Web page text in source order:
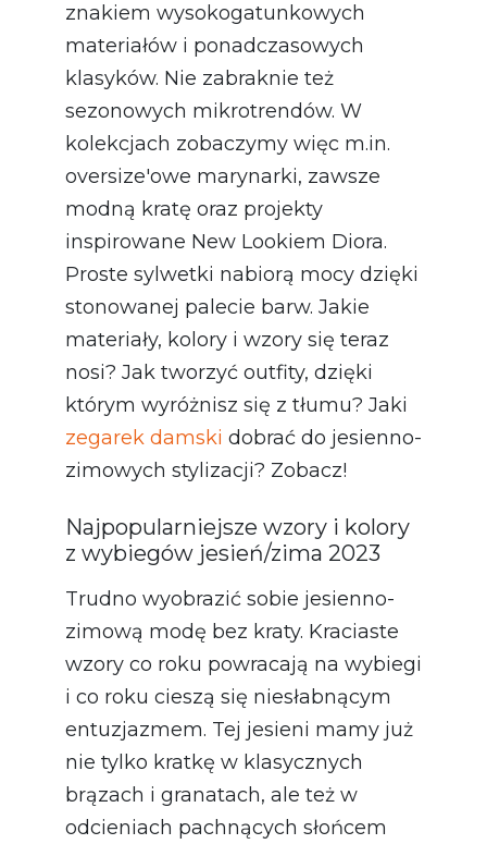
znakiem wysokogatunkowych
materiałów i ponadczasowych
klasyków. Nie zabraknie też
sezonowych mikrotrendów. W
kolekcjach zobaczymy więc m.in.
oversize'owe marynarki, zawsze
modną kratę oraz projekty
inspirowane New Lookiem Diora.
Proste sylwetki nabiorą mocy dzięki
stonowanej palecie barw. Jakie
materiały, kolory i wzory się teraz
nosi? Jak tworzyć outfity, dzięki
którym wyróżnisz się z tłumu? Jaki
zegarek damski dobrać do jesienno-
zimowych stylizacji? Zobacz!
Najpopularniejsze wzory i kolory
z wybiegów jesień/zima 2023
Trudno wyobrazić sobie jesienno-
zimową modę bez kraty. Kraciaste
wzory co roku powracają na wybiegi
i co roku cieszą się niesłabnącym
entuzjazmem. Tej jesieni mamy już
nie tylko kratkę w klasycznych
brązach i granatach, ale też w
odcieniach pachnących słońcem